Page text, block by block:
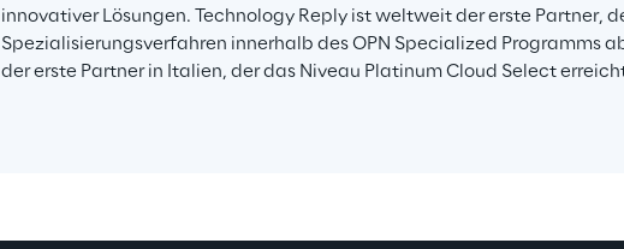
innovativer Lösungen. Technology Reply ist weltweit der erste Partner,
Spezialisierungsverfahren innerhalb des OPN Specialized Programms
der erste Partner in Italien, der das Niveau Platinum Cloud Select